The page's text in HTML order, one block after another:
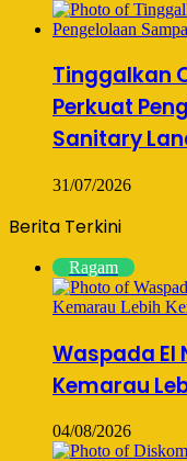
Tinggalkan
Perkuat
Sanitary
31/07/2026
Berita Terkini
Ragam
Waspada El
Kemarau
04/08/2026